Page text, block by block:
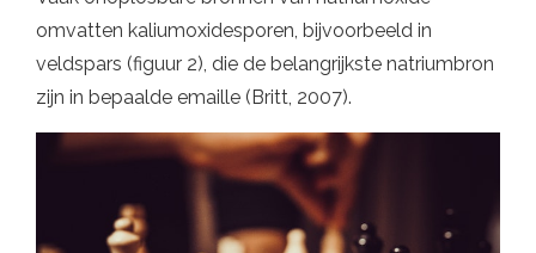
omvatten kaliumoxidesporen, bijvoorbeeld in
veldspars (figuur 2), die de belangrijkste natriumbron
zijn in bepaalde emaille (Britt, 2007).